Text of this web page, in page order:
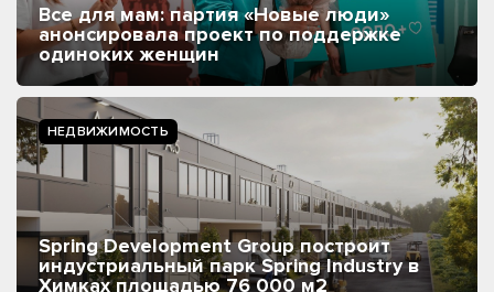
Все для мам: партия «Новые люди»
анонсировала проект по поддержке
одиноких женщин
НЕДВИЖИМОСТЬ
Spring Development Group построит
индустриальный парк Spring Industry в
Химках площадью 76 000 м2